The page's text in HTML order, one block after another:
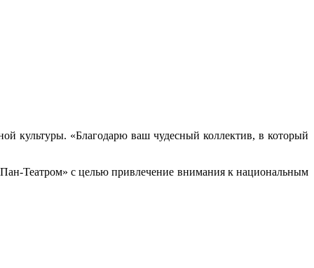
культуры. «Благодарю ваш чудесный коллектив, в который
Театром» с целью привлечение внимания к национальным